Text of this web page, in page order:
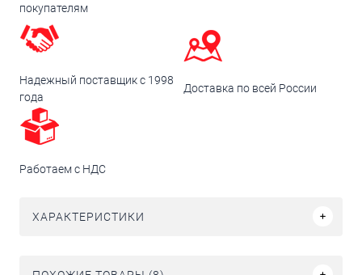
покупателям
Надежный поставщик с 1998
года
Доставка по всей России
Работаем с НДС
ХАРАКТЕРИСТИКИ